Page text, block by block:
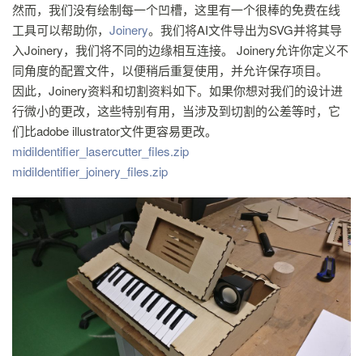
然而，我们没有绘制每一个凹槽，这里有一个很棒的免费在线
工具可以帮助你， Joinery。我们将AI文件导出为SVG并将其导
入Joinery，我们将不同的边缘相互连接。 Joinery允许你定义不
同角度的配置文件，以便稍后重复使用，并允许保存项目。
因此，Joinery资料和切割资料如下。如果你想对我们的设计进
行微小的更改，这些特别有用，当涉及到切割的公差等时，它
们比adobe illustrator文件更容易更改。
midiIdentifier_lasercutter_files.zip
midiIdentifier_joinery_files.zip